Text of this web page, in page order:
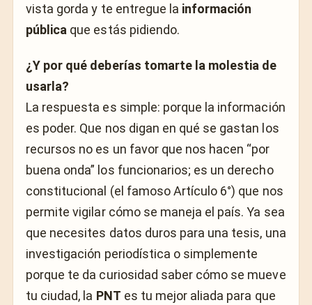
vista gorda y te entregue la información
pública que estás pidiendo.
¿Y por qué deberías tomarte la molestia de
usarla?
La respuesta es simple: porque la información
es poder. Que nos digan en qué se gastan los
recursos no es un favor que nos hacen “por
buena onda” los funcionarios; es un derecho
constitucional (el famoso Artículo 6°) que nos
permite vigilar cómo se maneja el país. Ya sea
que necesites datos duros para una tesis, una
investigación periodística o simplemente
porque te da curiosidad saber cómo se mueve
tu ciudad, la PNT es tu mejor aliada para que